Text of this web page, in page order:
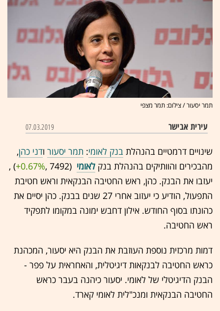
תמר יסעור / צילום: תמר מצפי
עירית אבישר 07.03.2019
שינויים דרמטיים בהנהלת בנק לאומי: תמר יסעור ודני כהן,
מהבכירים והוותיקים בהנהלת בנק לאומי (7492 ,‎
+0.67%
‏) ,
יעזבו את הבנק. כהן, ראש החטיבה הבנקאית וראש חטיבת
התפעול, הודיע כי יעזוב אחרי 27 שנים בבנק. כהן יסיים את
כהונתו בסוף החודש. אילון דחבש ימונה במקומו לתפקיד
ראש החטיבה.
דמות מרכזית נוספת העוזבת את הבנק היא יסעור, המכהנת
כראש החטיבה לבנקאות דיגיטלית, והאחראית על פפר -
הבנק הדיגיטלי של לאומי. יסעור כיהנה בעבר כראש
החטיבה הבנקאית ומנכ"לית לאומי קארד.